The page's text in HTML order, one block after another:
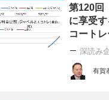
第120回
に享受
コート
深読み
有賀